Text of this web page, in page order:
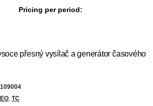
Pricing per period:
přesný vysílač a generátor časového
109004
, TC